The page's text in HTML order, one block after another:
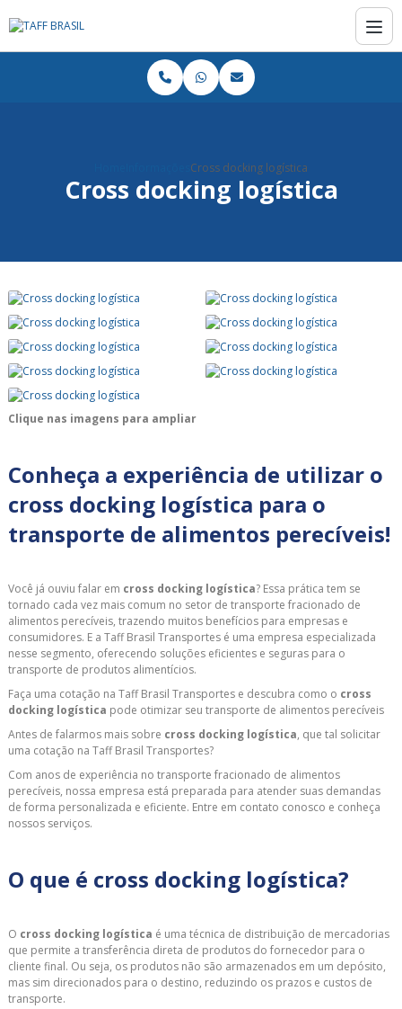
Cross docking logística
Cross docking logística
Clique nas imagens para ampliar
Conheça a experiência de utilizar o
cross docking logística para o
transporte de alimentos perecíveis!
Você já ouviu falar em cross docking logística? Essa prática tem se
tornado cada vez mais comum no setor de transporte fracionado de
alimentos perecíveis, trazendo muitos benefícios para empresas e
consumidores. E a Taff Brasil Transportes é uma empresa especializada
nesse segmento, oferecendo soluções eficientes e seguras para o
transporte de produtos alimentícios.
Faça uma cotação na Taff Brasil Transportes e descubra como o cross
docking logística pode otimizar seu transporte de alimentos perecíveis
Antes de falarmos mais sobre cross docking logística, que tal solicitar
uma cotação na Taff Brasil Transportes?
Com anos de experiência no transporte fracionado de alimentos
perecíveis, nossa empresa está preparada para atender suas demandas
de forma personalizada e eficiente. Entre em contato conosco e conheça
nossos serviços.
O que é cross docking logística?
O cross docking logística é uma técnica de distribuição de mercadorias
que permite a transferência direta de produtos do fornecedor para o
cliente final. Ou seja, os produtos não são armazenados em um depósito,
mas sim direcionados para o destino, reduzindo os prazos e custos de
transporte.